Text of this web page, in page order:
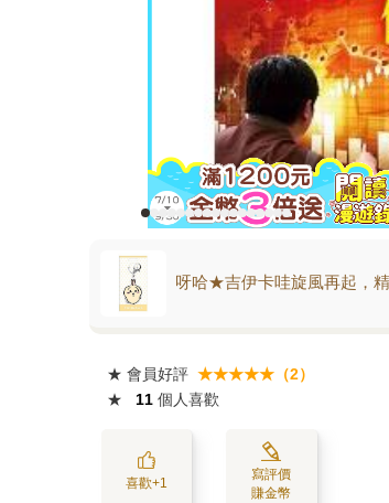
呀哈★吉伊卡哇旋風再起，
★ 會員好評 ★★★★★（2）
★
11 個人喜歡
喜歡+1
寫評價
賺金幣